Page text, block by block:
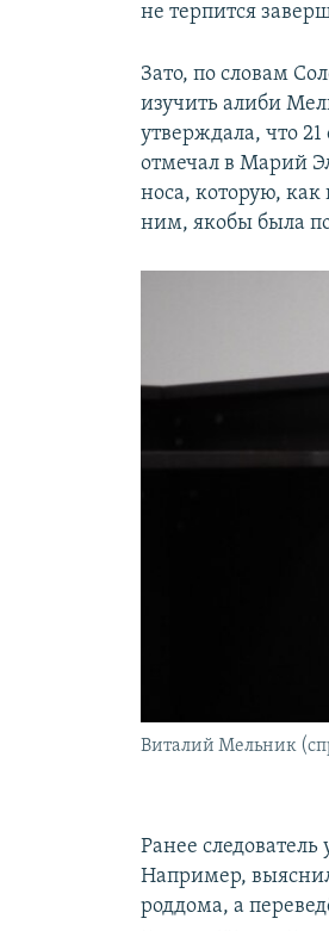
не терпится
Зато, по словам
изучить алиби
утверждала, что
отмечал в Марий
носа, которую, как
ним, якобы была
Виталий Мельник
Ранее
Например,
роддома, а